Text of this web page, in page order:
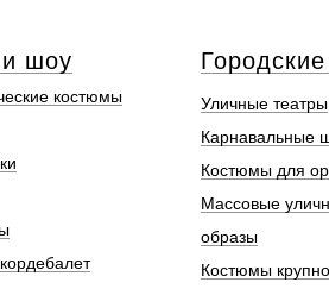
Уличные театры
Карнавальные
Костюмы для
Массовые
образы
Костюмы
костюмы
шоу